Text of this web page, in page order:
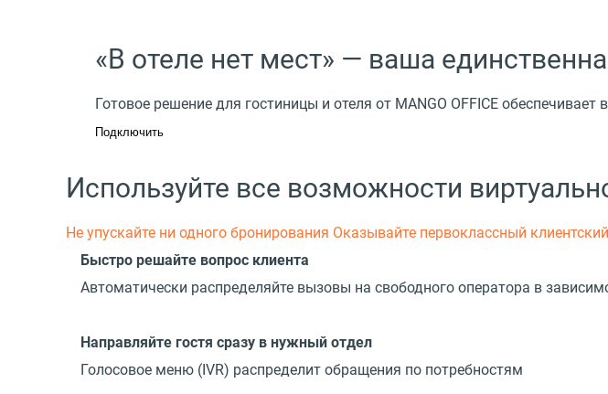
«В отеле нет мест» — ваша
Готовое решение для гостиницы и отеля от MANGO OFFICE
Подключить
Используйте все возможности
Не упускайте ни одного бронирования Оказывайте первоклассный
Быстро решайте вопрос клиента
Автоматически распределяйте вызовы на свободного оператора в
Направляйте гостя сразу в нужный отдел
Голосовое меню ( IVR) распределит обращения по потребностям